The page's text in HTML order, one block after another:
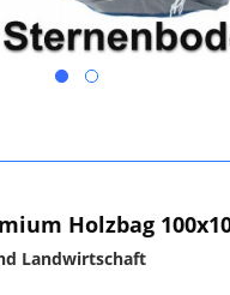
Holzbag
Landwirtschaft